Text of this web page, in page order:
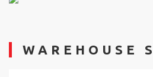
WAREHOUSE